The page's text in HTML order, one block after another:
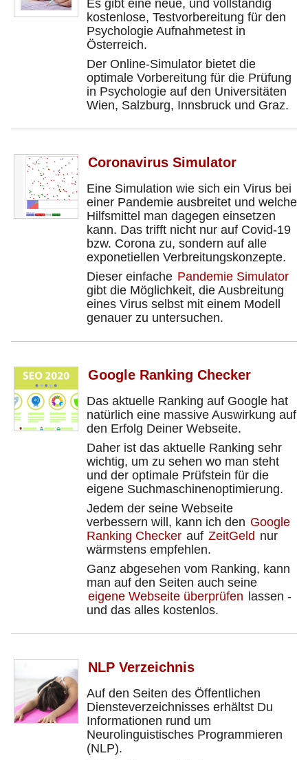
Es gibt eine neue, und vollständig
kostenlose, Testvorbereitung für den
Psychologie Aufnahmetest in
Österreich.
Der Online-Simulator bietet die
optimale Vorbereitung für die Prüfung
in Psychologie auf den Universitäten
Wien, Salzburg, Innsbruck und Graz.
Coronavirus Simulator
Eine Simulation wie sich ein Virus bei
einer Pandemie ausbreitet und welche
Hilfsmittel man dagegen einsetzen
kann. Das trifft nicht nur auf Covid-19
bzw. Corona zu, sondern auf alle
exponetiellen Verbreitungskonzepte.
Dieser einfache Pandemie Simulator
gibt die Möglichkeit, die Ausbreitung
eines Virus selbst mit einem Modell
genauer zu untersuchen.
Google Ranking Checker
Das aktuelle Ranking auf Google hat
natürlich eine massive Auswirkung auf
den Erfolg Deiner Webseite.
Daher ist das aktuelle Ranking sehr
wichtig, um zu sehen wo man steht
und der optimale Prüfstein für die
eigene Suchmaschinenoptimierung.
Jedem der seine Webseite
verbessern will, kann ich den Google
Ranking Checker auf ZeitGeld nur
wärmstens empfehlen.
Ganz abgesehen vom Ranking, kann
man auf den Seiten auch seine
eigene Webseite überprüfen lassen -
und das alles kostenlos.
NLP Verzeichnis
Auf den Seiten des Öffentlichen
Diensteverzeichnisses erhältst Du
Informationen rund um
Neurolinguistisches Programmieren
(NLP).